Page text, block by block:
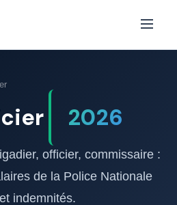
2026
officier, commissaire :
de la Police Nationale
indemnités.